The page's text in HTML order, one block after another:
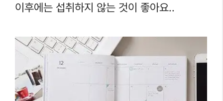
이후에는 섭취하지 않는 것이 좋아요..